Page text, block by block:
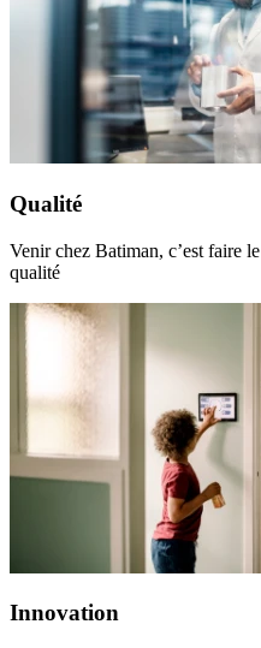
Qualité
Venir chez Batiman, c’est faire
qualité
Innovation